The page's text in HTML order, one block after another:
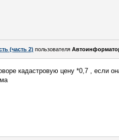
(часть 2) пользователя
кадастровую цену *0,7 , если